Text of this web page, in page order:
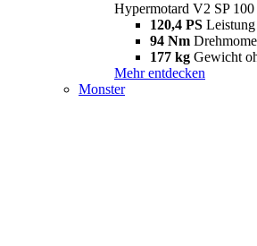
Hypermotard V2 SP 100
120,4 PS Leistung
94 Nm
177 kg Gewicht
Mehr entdecken
Monster